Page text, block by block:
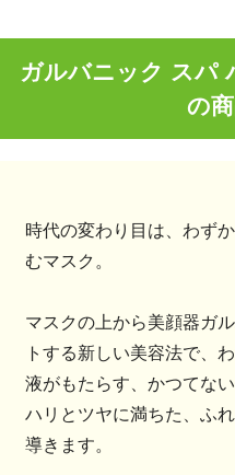
ガルバニック スパ
の
時代の変わり目は、わず
むマスク。
マスクの上から美顔器ガ
トする新しい美容法で、
液がもたらす、かつてない
ハリとツヤに満ちた、ふ
導きます。